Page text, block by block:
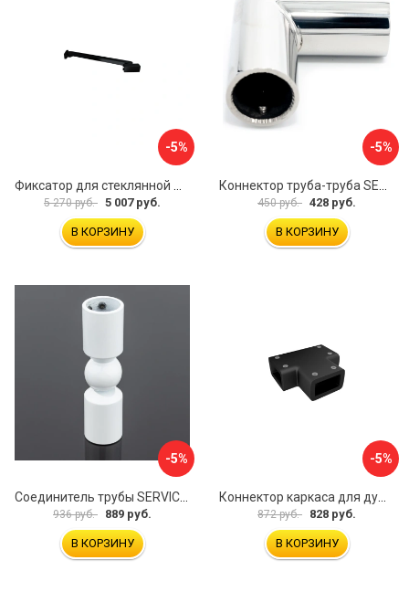
-5%
5 270 руб. 5 007 руб.
В КОРЗИНУ
-5%
450 руб. 428 руб.
В КОРЗИНУ
-5%
936 руб. 889 руб.
В КОРЗИНУ
-5%
872 руб. 828 руб.
В КОРЗИНУ